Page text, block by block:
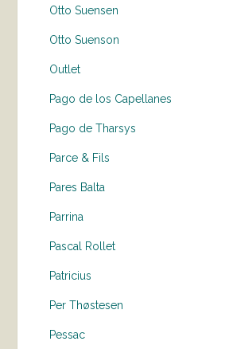
Otto Suensen
Otto Suenson
Outlet
Pago de los Capellanes
Pago de Tharsys
Parce & Fils
Pares Balta
Parrina
Pascal Rollet
Patricius
Per Thøstesen
Pessac